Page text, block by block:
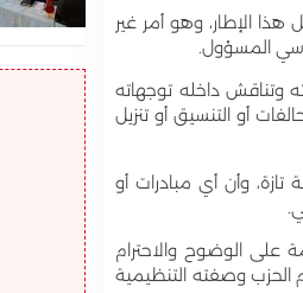
الإطار، وهو أمر غير
المسؤول.
وتناقش داخله توجهاته
أو التنسيق أو تنزيل
تازة، وأن أي مبادرات أو
على الوضوح والاحترام
الحزب وصفته التنظيمية